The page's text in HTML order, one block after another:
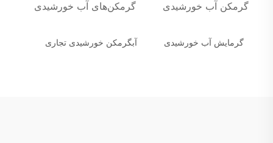
گرمکن آب خورشیدی گرمکن‌های آب خورشیدی
گرمایش آب خورشیدی آبگرمکن خورشیدی تجاری